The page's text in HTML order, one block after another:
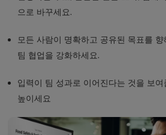
으로 바꾸세요.
모든 사람이 명확하고 공유된 목표를
팀 협업을 강화하세요.
입력이 팀 성과로 이어진다는 것을 보
높이세요